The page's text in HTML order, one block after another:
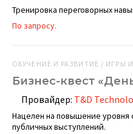
Тренировка переговорных
По запросу.
ОБУЧЕНИЕ И РАЗВИТИЕ / ИГРЫ
Бизнес-квест
Провайдер: T&D
Нацелен на повышение уровня
публичных выступлений.